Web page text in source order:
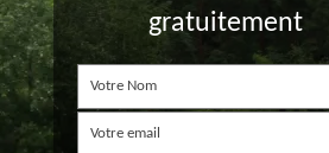
gratuitement